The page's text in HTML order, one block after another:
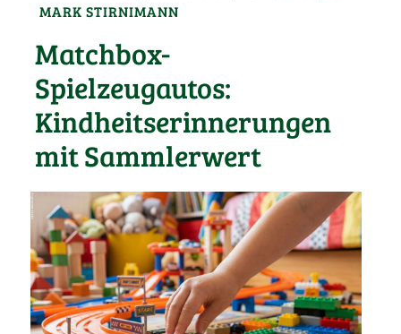
MARK STIRNIMANN
Matchbox-
Spielzeugautos:
Kindheitserinnerungen
mit Sammlerwert